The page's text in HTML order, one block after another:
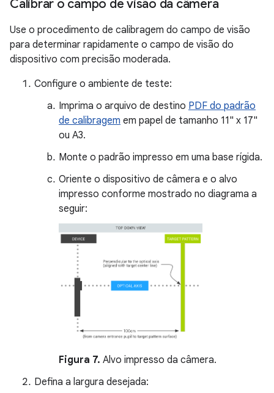
Calibrar o campo de visão da câmera
Use o procedimento de calibragem do campo de visão
para determinar rapidamente o campo de visão do
dispositivo com precisão moderada.
Configure o ambiente de teste:
Imprima o arquivo de destino PDF do padrão
de calibragem em papel de tamanho 11" x 17"
ou A3.
Monte o padrão impresso em uma base rígida.
Oriente o dispositivo de câmera e o alvo
impresso conforme mostrado no diagrama a
seguir:
Figura 7. Alvo impresso da câmera.
Defina a largura desejada: